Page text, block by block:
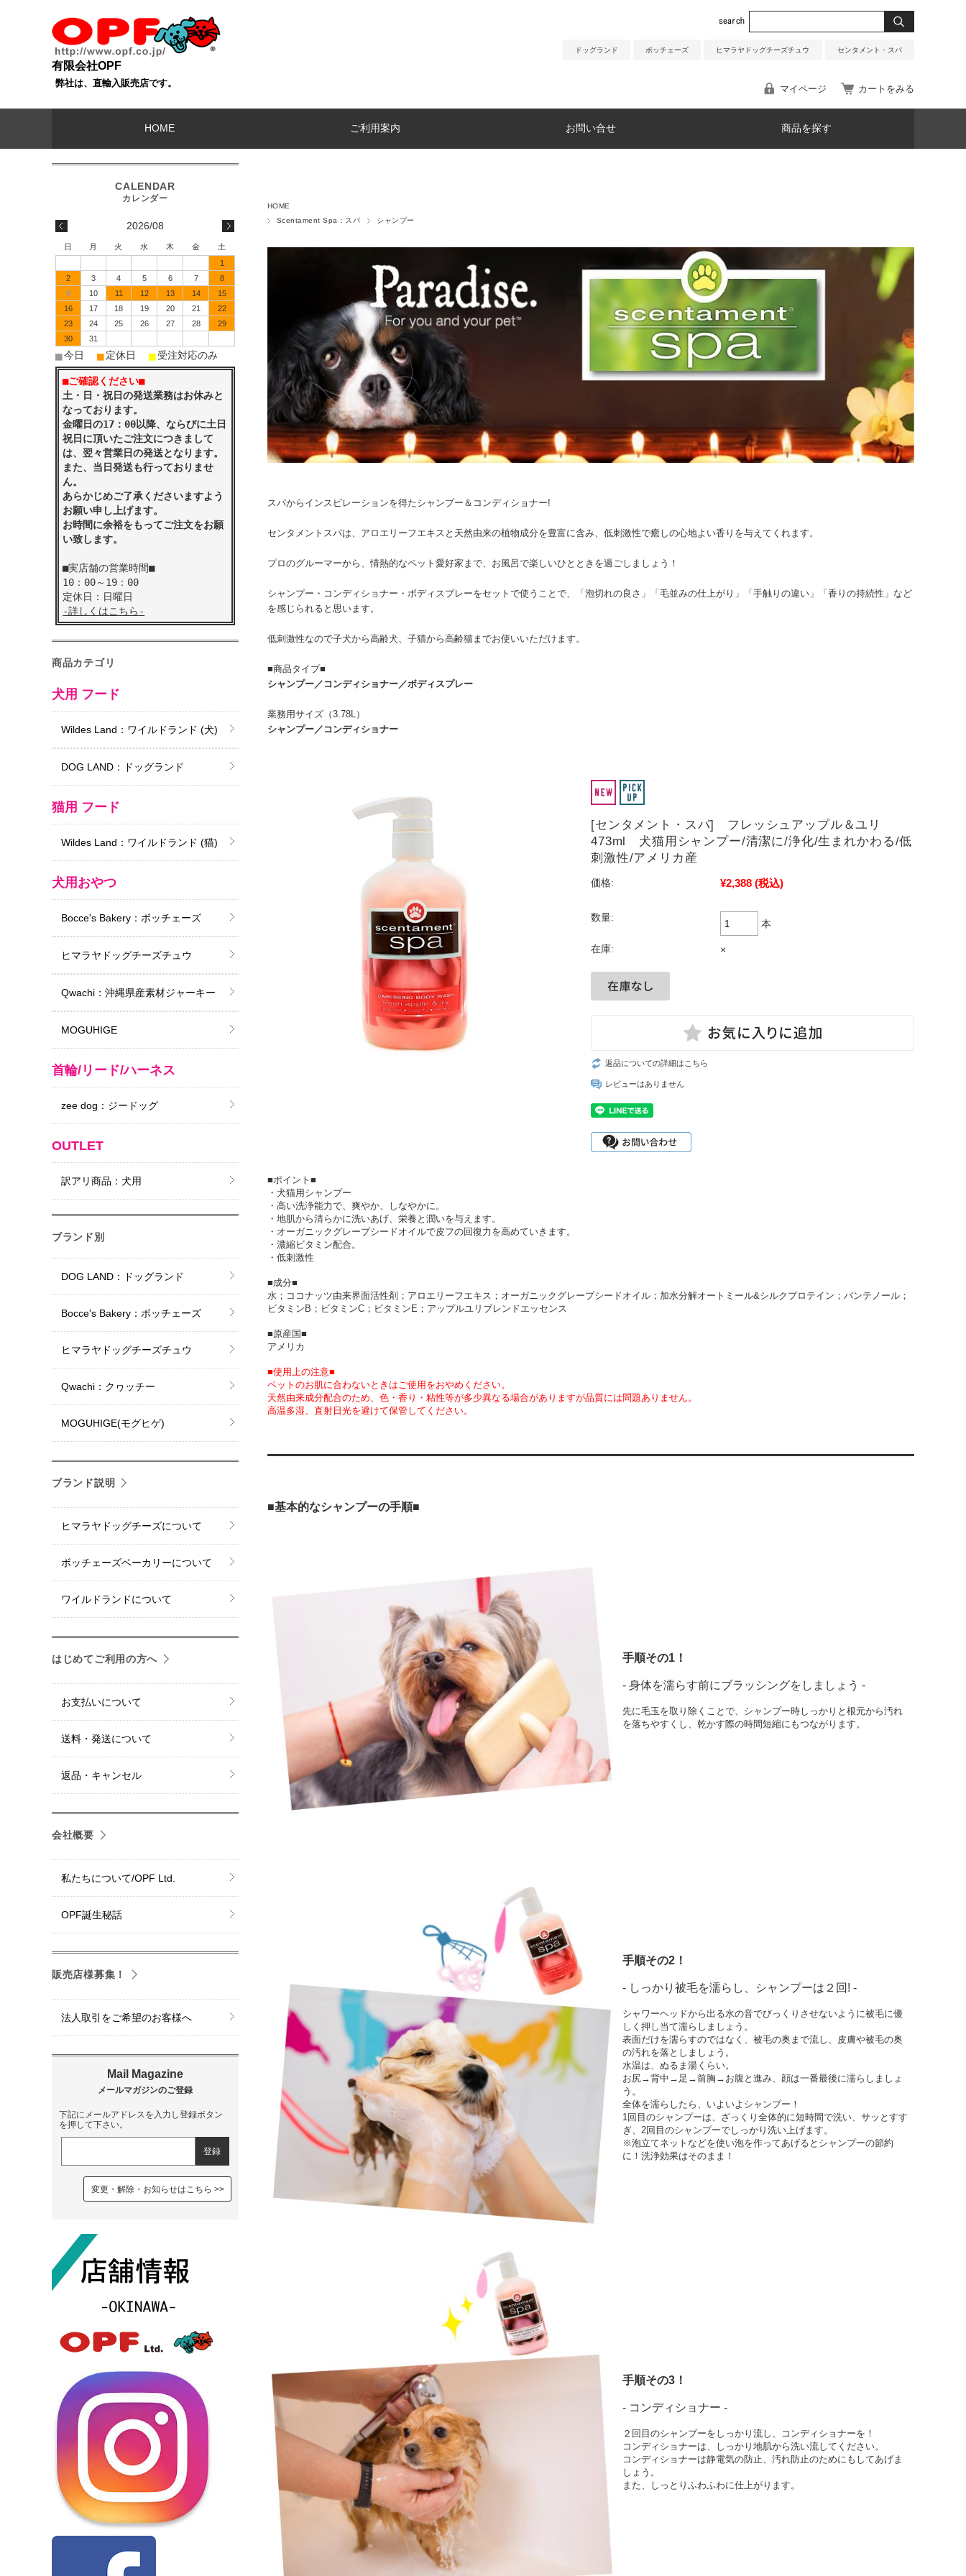
有限会社OPF
弊社は、直輸入販売店です。
ドッグランド ボッチェーズ ヒマラヤドッグチーズチュウ センタメント・スパ
マイページ カートをみる
HOME ご利用案内 お問い合せ 商品を探す
HOME
Scentament Spa：スパ
シャンプー
スパからインスピレーションを得たシャンプー＆コンディショナー!
センタメントスパは、アロエリーフエキスと天然由来の植物成分を豊富に含み、低刺激性で癒しの心地よい香りを与えてくれます。
プロのグルーマーから、情熱的なペット愛好家まで、お風呂で楽しいひとときを過ごしましょう！
シャンプー・コンディショナー・ボディスプレーをセットで使うことで、「泡切れの良さ」「毛並みの仕上がり」「手触りの違い」「香りの持続性」など
を感じられると思います。
低刺激性なので子犬から高齢犬、子猫から高齢猫までお使いいただけます。
■商品タイプ■
シャンプー／ コンディショナー／ボディスプレー
業務用サイズ（3.78L）
シャンプー／ コンディショナー
[センタメント・スパ] フレッシュアップル＆ユリ
473ml 犬猫用シャンプー/清潔に/浄化/生まれかわる/低
刺激性/アメリカ産
価格: ¥2,388 (税込)
数量:
本
在庫: ×
返品についての詳細はこちら
レビューはありません
■ポイント■
・犬猫用シャンプー
・高い洗浄能力で、爽やか、しなやかに。
・地肌から清らかに洗いあげ、栄養と潤いを与えます。
・オーガニックグレープシードオイルで皮フの回復力を高めていきます。
・濃縮ビタミン配合。
・低刺激性
■成分■
水；ココナッツ由来界面活性剤；アロエリーフエキス；オーガニックグレープシードオイル；加水分解オートミール&シルクプロテイン；パンテノール；
ビタミンB；ビタミンC；ビタミンE；アップルユリブレンドエッセンス
■原産国■
アメリカ
■使用上の注意■
ペットのお肌に合わないときはご使用をおやめください。
天然由来成分配合のため、色・香り・粘性等が多少異なる場合がありますが品質には問題ありません。
高温多湿、直射日光を避けて保管してください。
■基本的なシャンプーの手順■
手順その1！
- 身体を濡らす前にブラッシングをしましょう -
先に毛玉を取り除くことで、シャンプー時しっかりと根元から汚れ
を落ちやすくし、乾かす際の時間短縮にもつながります。
手順その2！
- しっかり被毛を濡らし、シャンプーは２回! -
シャワーヘッドから出る水の音でびっくりさせないように被毛に優
しく押し当て濡らしましょう。
表面だけを濡らすのではなく、被毛の奥まで流し、皮膚や被毛の奥
の汚れを落としましょう。
水温は、ぬるま湯くらい。
お尻→背中→足→前胸→お腹と進み、顔は一番最後に濡らしましょ
う。
全体を濡らしたら、いよいよシャンプー！
1回目のシャンプーは、ざっくり全体的に短時間で洗い、サッとすす
ぎ、2回目のシャンプーでしっかり洗い上げます。
※泡立てネットなどを使い泡を作ってあげるとシャンプーの節約
に！洗浄効果はそのまま！
手順その3！
- コンディショナー -
２回目のシャンプーをしっかり流し、コンディショナーを！
コンディショナーは、しっかり地肌から洗い流してください。
コンディショナーは静電気の防止、汚れ防止のためにもしてあげま
しょう。
また、しっとりふわふわに仕上がります。
2026/08
日 月 火 水 木 金
土
1
2
3 4 5 6 7
8
9
10 11 12 13 14
15
16
17 18 19 20 21
22
23
24 25 26 27 28
29
30
31
■今日 ■定休日 ■受注対応のみ
■ご確認ください■
土・日・祝日の発送業務はお休みと
なっております。
金曜日の17：00以降、ならびに土日
祝日に頂いたご注文につきまして
は、翌々営業日の発送となります。
また、当日発送も行っておりませ
ん。
あらかじめご了承くださいますよう
お願い申し上げます。
お時間に余裕をもってご注文をお願
い致します。
■実店舗の営業時間■
10：00～19：00
定休日：日曜日
-詳しくはこちら-
商品カテゴリ
犬用 フード
Wildes Land：ワイルドランド (犬)
DOG LAND：ドッグランド
猫用 フード
Wildes Land：ワイルドランド (猫)
犬用おやつ
Bocce's Bakery：ボッチェーズ
ヒマラヤドッグチーズチュウ
Qwachi：沖縄県産素材ジャーキー
MOGUHIGE
首輪/リード/ハーネス
zee dog：ジードッグ
OUTLET
訳アリ商品：犬用
ブランド別
DOG LAND：ドッグランド
Bocce's Bakery：ボッチェーズ
ヒマラヤドッグチーズチュウ
Qwachi：クヮッチー
MOGUHIGE(モグヒゲ)
ブランド説明
ヒマラヤドッグチーズについて
ボッチェーズベーカリーについて
ワイルドランドについて
はじめてご利用の方へ
お支払いについて
送料・発送について
返品・キャンセル
会社概要
私たちについて/OPF Ltd.
OPF誕生秘話
販売店様募集！
法人取引をご希望のお客様へ
下記にメールアドレスを入力し登録ボタン
を押して下さい。
変更・解除・お知らせはこちら